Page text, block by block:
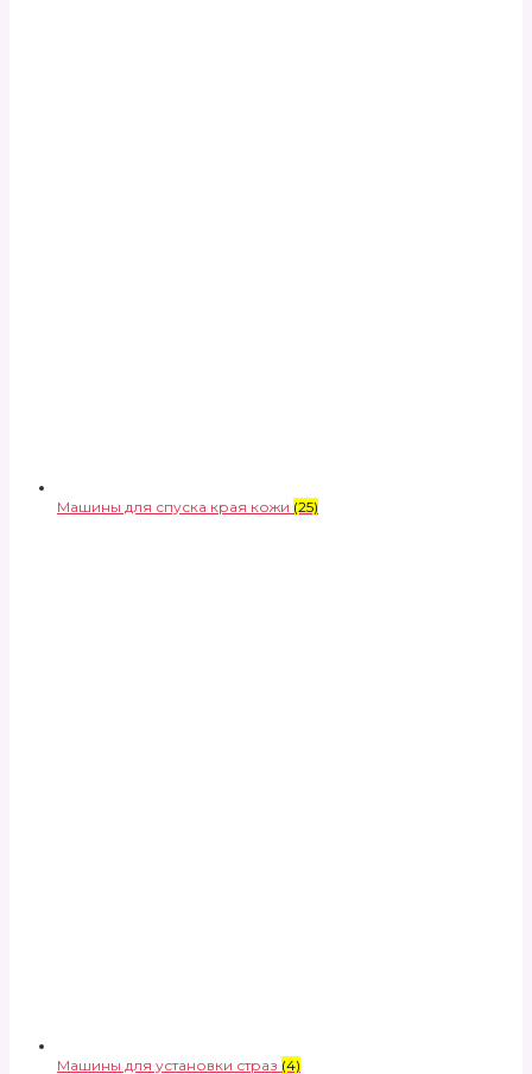
Машины для спуска края кожи (25)
Машины для установки страз (4)